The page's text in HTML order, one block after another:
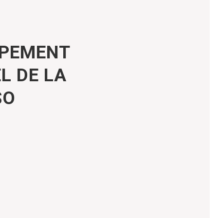
DE LA